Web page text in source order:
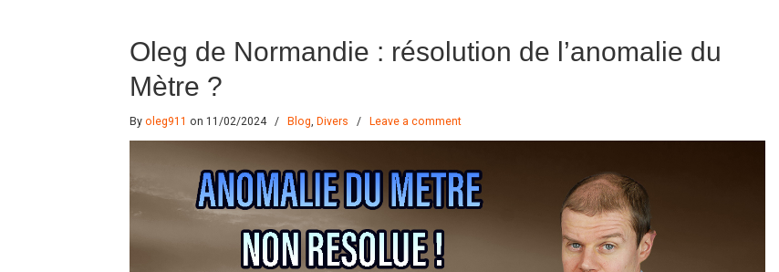
Oleg de Normandie : résolution de l’anomalie du
Mètre ?
By oleg911 on 11/02/2024 / Blog, Divers / Leave a comment